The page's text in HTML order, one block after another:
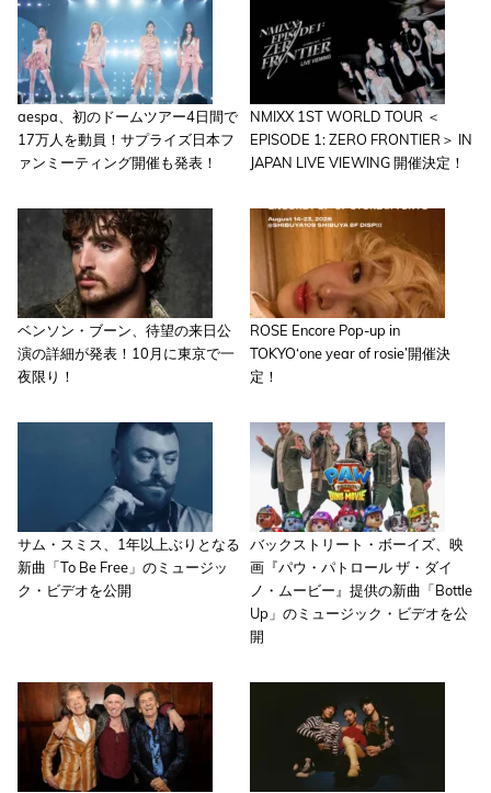
aespa、初のドームツアー4日間で
17万人を動員！サプライズ日本フ
ァンミーティング開催も発表！
NMIXX 1ST WORLD TOUR ＜
EPISODE 1: ZERO FRONTIER＞ IN
JAPAN LIVE VIEWING 開催決定！
ベンソン・ブーン、待望の来日公
演の詳細が発表！10月に東京で一
夜限り！
ROSE Encore Pop-up in
TOKYO‘one year of rosie’開催決
定！
サム・スミス、1年以上ぶりとなる
新曲「To Be Free」のミュージッ
ク・ビデオを公開
バックストリート・ボーイズ、映
画『パウ・パトロール ザ・ダイ
ノ・ムービー』提供の新曲「Bottle
Up」のミュージック・ビデオを公
開